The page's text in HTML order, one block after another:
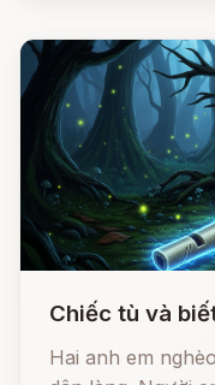
cô ngủ quên
nhận ra chính
biến mất không
Chiếc tù và
Hai anh em